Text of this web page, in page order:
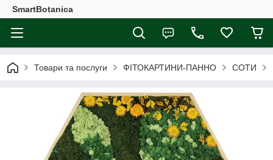
SmartBotanica
Товари та послуги ФІТОКАРТИНИ-ПАННО СОТИ